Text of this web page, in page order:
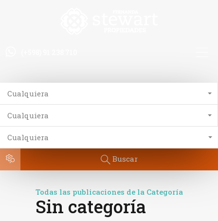
Cualquiera
Cualquiera
Cualquiera
Buscar
Todas las publicaciones de la Categoría
Sin categoría